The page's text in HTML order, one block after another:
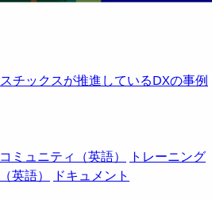
チックスが推進しているDXの事例
コミュニティ（英語）
トレーニング
英語）
ドキュメント